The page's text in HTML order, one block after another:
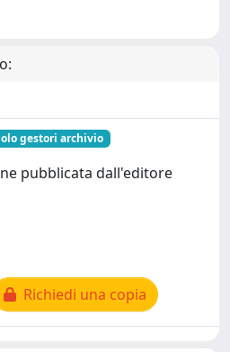
gestori archivio
pubblicata dall'editore
Richiedi una copia